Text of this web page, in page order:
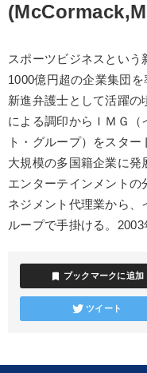
スポーツビジネスとい
1000億円超の企業集団を
新進弁護士として活躍
による調印からＩＭＧ
ト・グループ）をスタ
大規模の多国籍企業に発
エンターテインメント
ネジメント代理業から
ループで手掛ける。2003
bookmark ブックマークに追加
ツイート